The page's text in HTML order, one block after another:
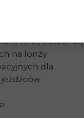
siodłanie)
na lonży
dla